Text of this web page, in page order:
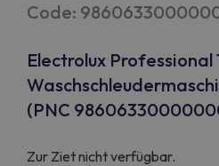
Code:
Electrolux
(PNC
Zur Ziet nicht verfügbar.